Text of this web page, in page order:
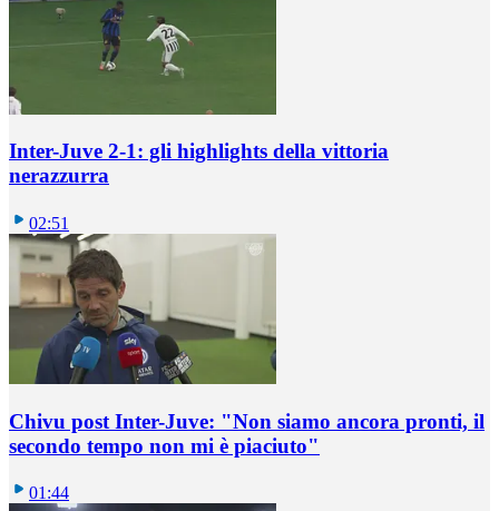
Inter-Juve 2-1: gli highlights della vittoria
nerazzurra
02:51
Chivu post Inter-Juve: "Non siamo ancora pronti, il
secondo tempo non mi è piaciuto"
01:44